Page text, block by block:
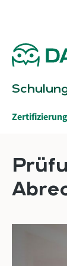
Zertifizierung